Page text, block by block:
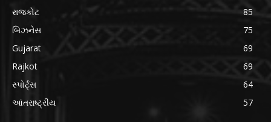
રાજકોટ
85
બિઝનેસ
75
Gujarat
69
Rajkot
69
સ્પોર્ટ્સ
64
આંતરાષ્ટ્રીય
57